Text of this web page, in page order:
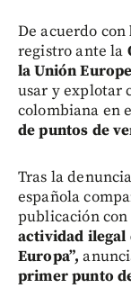
De acuerdo con
registro ante la
la Unión
usar y explotar
colombiana en
de puntos de
Tras la
española
publicación con
actividad ilegal
Europa”,
primer punto